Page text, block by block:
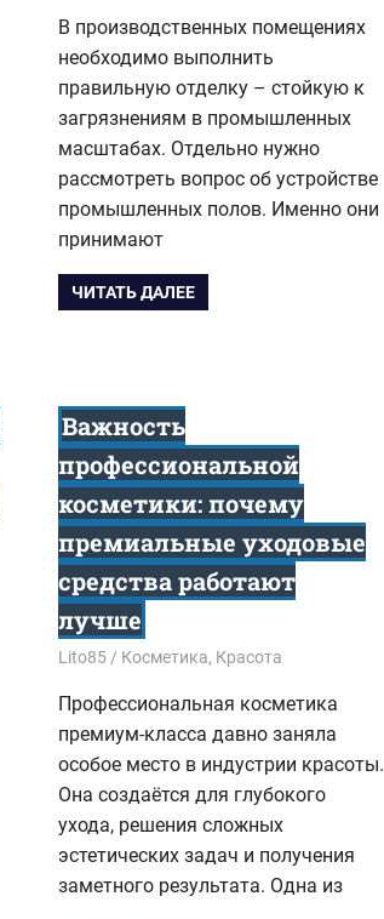
В производственных помещениях
необходимо выполнить
правильную отделку – стойкую к
загрязнениям в промышленных
масштабах. Отдельно нужно
рассмотреть вопрос об устройстве
промышленных полов. Именно они
принимают
ЧИТАТЬ ДАЛЕЕ
Важность
профессиональной
косметики: почему
премиальные уходовые
средства работают
лучше
24.11.2025
Lito85 Косметика, Красота
Профессиональная косметика
премиум-класса давно заняла
особое место в индустрии красоты.
Она создаётся для глубокого
ухода, решения сложных
эстетических задач и получения
заметного результата. Одна из